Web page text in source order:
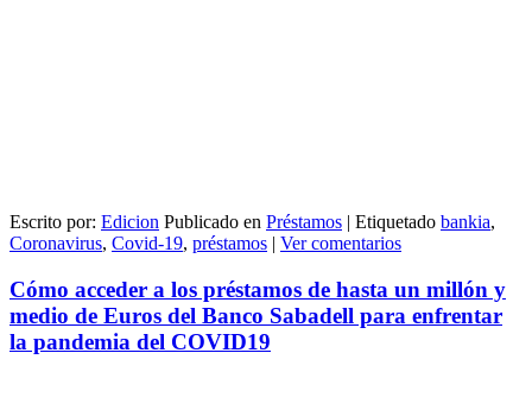
Escrito por: Edicion Publicado en Préstamos | Etiquetado bankia,
Coronavirus, Covid-19, préstamos | Ver comentarios
Cómo acceder a los préstamos de hasta un millón y
medio de Euros del Banco Sabadell para enfrentar
la pandemia del COVID19